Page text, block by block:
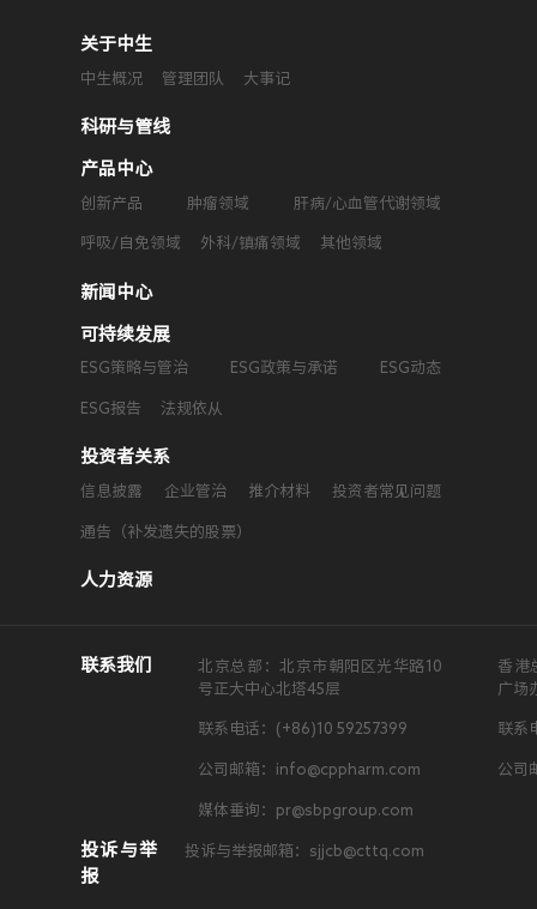
关于中生
中生概况 管理团队 大事记
科研与管线
产品中心
创新产品 肿瘤领域 肝病/心血管代谢领域
呼吸/自免领域 外科/镇痛领域 其他领域
新闻中心
可持续发展
ESG策略与管治 ESG政策与承诺 ESG动态
ESG报告 法规依从
投资者关系
信息披露 企业管治 推介材料 投资者常见问题
通告（补发遗失的股票）
人力资源
联系我们
北京总部：北京市朝阳区光华路10
号正大中心北塔45层
联系电话：(+86)10 59257399
公司邮箱：info@cppharm.com
媒体垂询：pr@sbpgroup.com
香港
广场
联系
公司
投诉与举
报
投诉与举报邮箱：sjjcb@cttq.com